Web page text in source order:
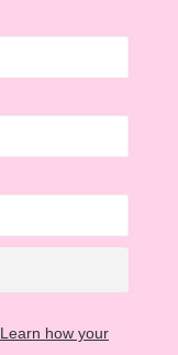
Learn how your